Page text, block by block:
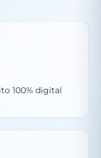
100% digital